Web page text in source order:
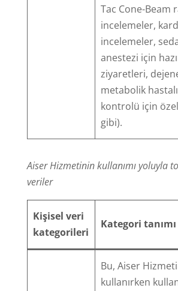
Tac Cone-Beam
incelemeler,
incelemeler,
anestezi için
ziyaretleri,
metabolik
kontrolü için
gibi).
Aiser Hizmetinin kullanımı yoluyla
veriler
Kişisel veri
kategorileri
Kategori tanımı
Bu, Aiser
kullanırken